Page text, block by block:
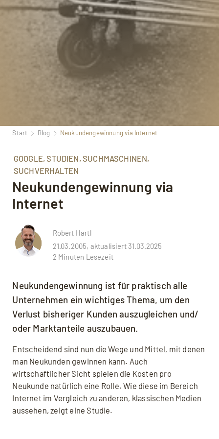
Start Blog Neukundengewinnung via Internet
GOOGLE, STUDIEN, SUCHMASCHINEN,
SUCHVERHALTEN
Neukundengewinnung via
Internet
Robert Hartl
21.03.2005, aktualisiert 31.03.2025
2 Minuten Lesezeit
Neukundengewinnung ist für praktisch alle
Unternehmen ein wichtiges Thema, um den
Verlust bisheriger Kunden auszugleichen und/
oder Marktanteile auszubauen.
Entscheidend sind nun die Wege und Mittel, mit denen
man Neukunden gewinnen kann. Auch
wirtschaftlicher Sicht spielen die Kosten pro
Neukunde natürlich eine Rolle. Wie diese im Bereich
Internet im Vergleich zu anderen, klassischen Medien
aussehen, zeigt eine Studie.